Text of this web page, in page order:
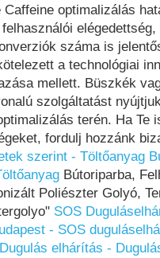
optimalizálás
száma is
a technológiai
mellett. Büszkék
szolgáltatást
terén. Ha Te
fordulj hozzánk
szerint - Töltőanyag
Bútoriparba,
Poliészter Golyó,
SOS
- SOS
elhárítás -